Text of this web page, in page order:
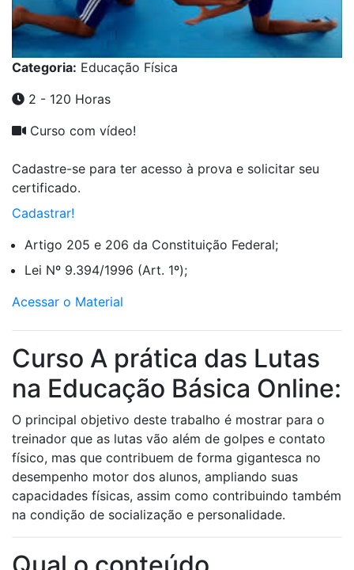
Categoria: Educação Física
2 - 120 Horas
Curso com vídeo!
Cadastre-se para ter acesso à prova e solicitar seu
certificado.
Cadastrar!
Artigo 205 e 206 da Constituição Federal;
Lei Nº 9.394/1996 (Art. 1º);
Acessar o Material
Curso A prática das Lutas
na Educação Básica Online:
O principal objetivo deste trabalho é mostrar para o
treinador que as lutas vão além de golpes e contato
físico, mas que contribuem de forma gigantesca no
desempenho motor dos alunos, ampliando suas
capacidades físicas, assim como contribuindo também
na condição de socialização e personalidade.